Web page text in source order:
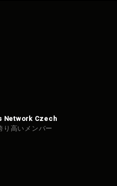
Network Czech
り高いメンバー